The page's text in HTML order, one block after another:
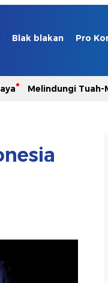
Blak blakan Pro
Melindungi Tuah-